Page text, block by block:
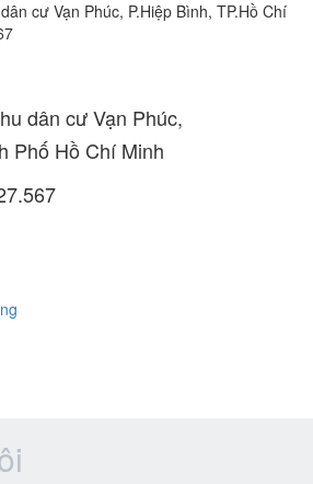
cư Vạn Phúc, P.Hiệp Bình, TP.Hồ Chí
dân cư Vạn Phúc,
Phố Hồ Chí Minh